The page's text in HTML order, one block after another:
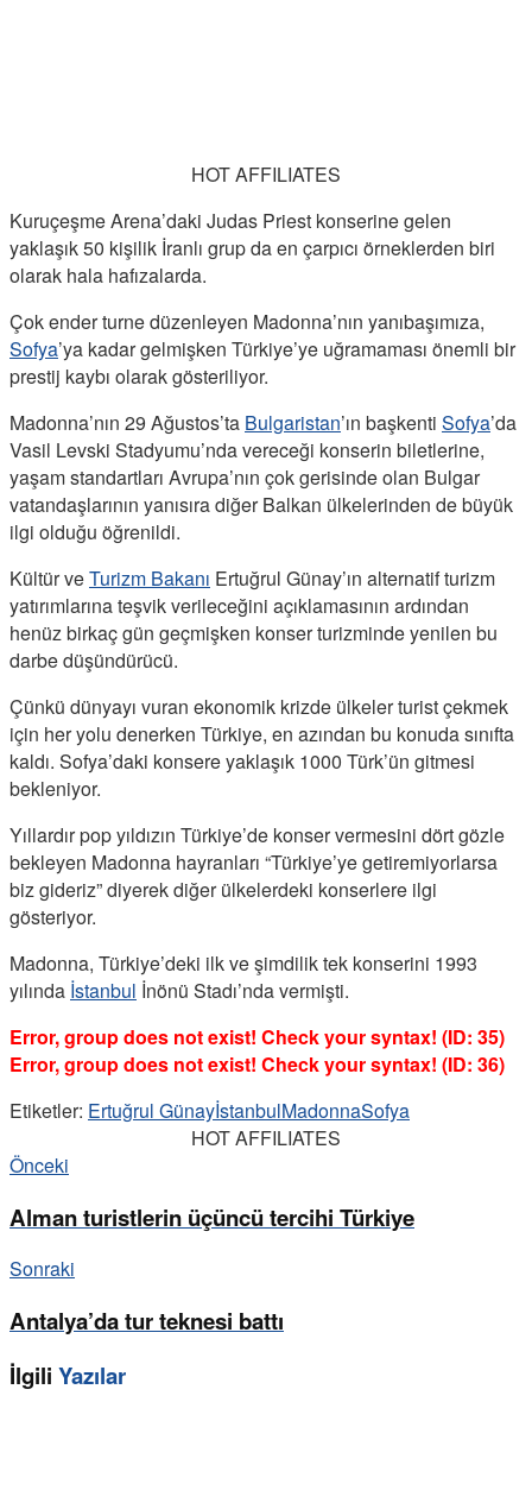
HOT AFFILIATES
Kuruçeşme Arena’daki Judas Priest konserine gelen
yaklaşık 50 kişilik İranlı grup da en çarpıcı örneklerden biri
olarak hala hafızalarda.
Çok ender turne düzenleyen Madonna’nın yanıbaşımıza,
Sofya’ya kadar gelmişken Türkiye’ye uğramaması önemli bir
prestij kaybı olarak gösteriliyor.
Madonna’nın 29 Ağustos’ta Bulgaristan’ın başkenti Sofya’da
Vasil Levski Stadyumu’nda vereceği konserin biletlerine,
yaşam standartları Avrupa’nın çok gerisinde olan Bulgar
vatandaşlarının yanısıra diğer Balkan ülkelerinden de büyük
ilgi olduğu öğrenildi.
Kültür veTurizm Bakanı Ertuğrul Günay’ın alternatif turizm
yatırımlarına teşvik verileceğini açıklamasının ardından
henüz birkaç gün geçmişken konser turizminde yenilen bu
darbe düşündürücü.
Çünkü dünyayı vuran ekonomik krizde ülkeler turist çekmek
için her yolu denerken Türkiye, en azından bu konuda sınıfta
kaldı. Sofya’daki konsere yaklaşık 1000 Türk’ün gitmesi
bekleniyor.
Yıllardır pop yıldızın Türkiye’de konser vermesini dört gözle
bekleyen Madonna hayranları “Türkiye’ye getiremiyorlarsa
biz gideriz” diyerek diğer ülkelerdeki konserlere ilgi
gösteriyor.
Madonna, Türkiye’deki ilk ve şimdilik tek konserini 1993
yılında İstanbul İnönü Stadı’nda vermişti.
Error, group does not exist! Check your syntax! (ID: 35)
Error, group does not exist! Check your syntax! (ID: 36)
Etiketler: Ertuğrul GünayİstanbulMadonnaSofya
HOT AFFILIATES
Önceki
Alman turistlerin üçüncü tercihi Türkiye
Sonraki
Antalya’da tur teknesi battı
İlgili Yazılar